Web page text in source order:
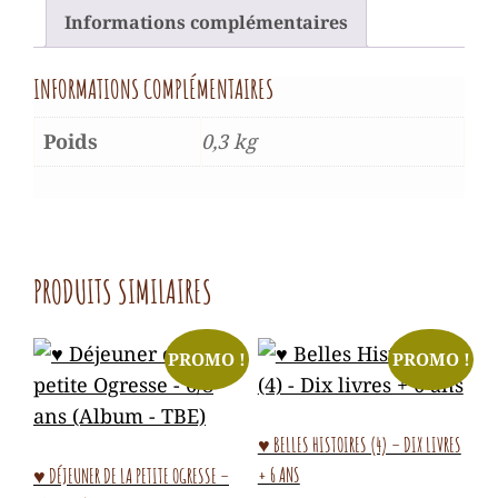
Informations complémentaires
INFORMATIONS COMPLÉMENTAIRES
Poids 0,3 kg
PRODUITS SIMILAIRES
PROMO !
♥ DÉJEUNER DE LA PETITE OGRESSE –
PROMO !
♥ BELLES HISTOIRES (4) – DIX LIVRES
+ 6 ANS